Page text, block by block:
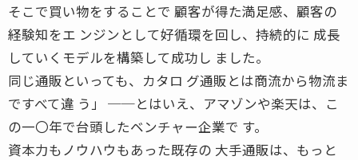
そこで買い物をすることで 顧客が得た満足感、顧客の
経験知をエ ンジンとして好循環を回し、持続的に 成長
していくモデルを構築して成功し ました。
同じ通販といっても、カタロ グ通販とは商流から物流ま
ですべて違 う」 ──とはいえ、アマゾンや楽天は、こ
の一〇年で台頭したベンチャー企業で す。
資本力もノウハウもあった既存の 大手通販は、もっと